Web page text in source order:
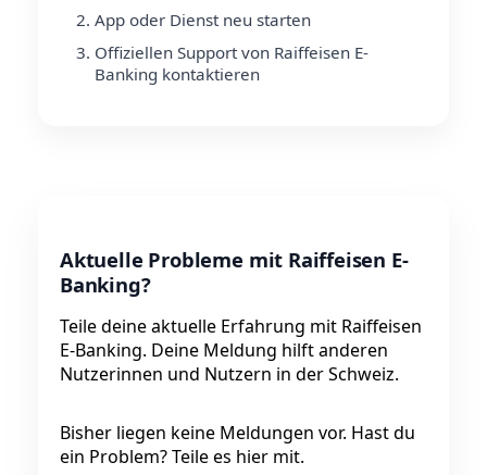
App oder Dienst neu starten
Offiziellen Support von Raiffeisen E-
Banking kontaktieren
Aktuelle Probleme mit Raiffeisen E-
Banking?
Teile deine aktuelle Erfahrung mit Raiffeisen
E-Banking. Deine Meldung hilft anderen
Nutzerinnen und Nutzern in der Schweiz.
Bisher liegen keine Meldungen vor. Hast du
ein Problem? Teile es hier mit.